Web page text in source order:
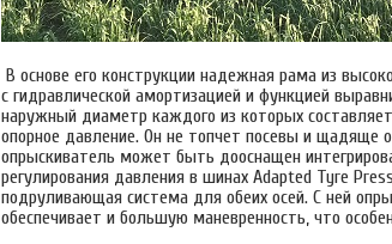
В основе его конструкции надежная рама из
с гидравлической амортизацией и функцией
наружный диаметр каждого из которых составляет
опорное давление. Он не топчет посевы и щадяще
опрыскиватель может быть дооснащен
регулирования давления в шинах Adapted Tyre
подруливающая система для обеих осей. С ней
обеспечивает и большую маневренность, что